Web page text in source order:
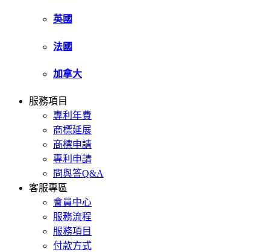
英國
法國
加拿大
服務項目
專利年費
商標延展
商標申請
專利申請
問與答Q&A
客服專區
會員中心
服務流程
服務項目
付款方式